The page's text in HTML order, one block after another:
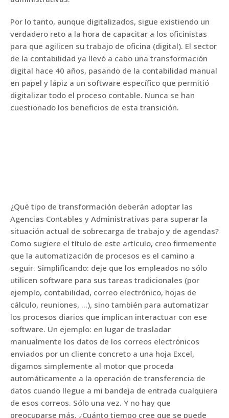
Por lo tanto, aunque digitalizados, sigue existiendo un
verdadero reto a la hora de capacitar a los oficinistas
para que agilicen su trabajo de oficina (digital). El sector
de la contabilidad ya llevó a cabo una transformación
digital hace 40 años, pasando de la contabilidad manual
en papel y lápiz a un software específico que permitió
digitalizar todo el proceso contable. Nunca se han
cuestionado los beneficios de esta transición.
¿Qué tipo de transformación deberán adoptar las
Agencias Contables y Administrativas para superar la
situación actual de sobrecarga de trabajo y de agendas?
Como sugiere el título de este artículo, creo firmemente
que la automatización de procesos es el camino a
seguir. Simplificando: deje que los empleados no sólo
utilicen software para sus tareas tradicionales (por
ejemplo, contabilidad, correo electrónico, hojas de
cálculo, reuniones, …), sino también para automatizar
los procesos diarios que implican interactuar con ese
software. Un ejemplo: en lugar de trasladar
manualmente los datos de los correos electrónicos
enviados por un cliente concreto a una hoja Excel,
digamos simplemente al motor que proceda
automáticamente a la operación de transferencia de
datos cuando llegue a mi bandeja de entrada cualquiera
de esos correos. Sólo una vez. Y no hay que
preocuparse más. ¿Cuánto tiempo cree que se puede